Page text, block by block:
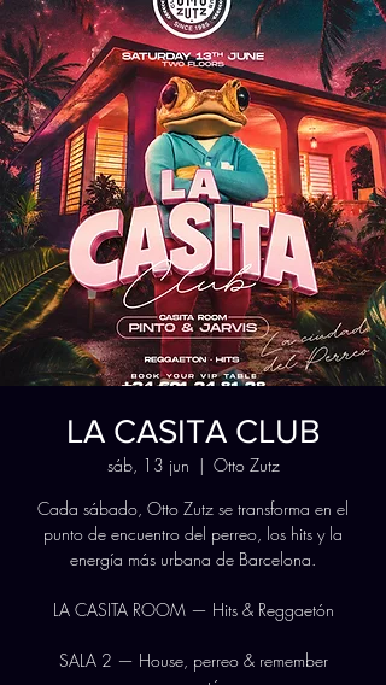
LA CASITA CLUB
sáb, 13 jun
  |
Otto Zutz
Cada sábado, Otto Zutz se transforma en el
punto de encuentro del perreo, los hits y la
energía más urbana de Barcelona.
LA CASITA ROOM — Hits & Reggaetón
SALA 2 — House, perreo & remember